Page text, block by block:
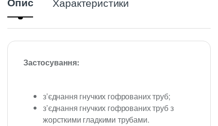
Застосування:
з’єднання гнучких гофрованих труб;
з’єднання гнучких гофрованих труб з
жорсткими гладкими трубами.